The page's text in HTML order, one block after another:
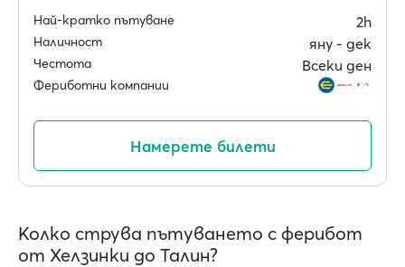
Най-кратко пътуване 2h
Наличност яну ‐ дек
Честота Всеки ден
Фериботни компании
Намерете билети
Колко струва пътуването с ферибот
от Хелзинки до Талин?